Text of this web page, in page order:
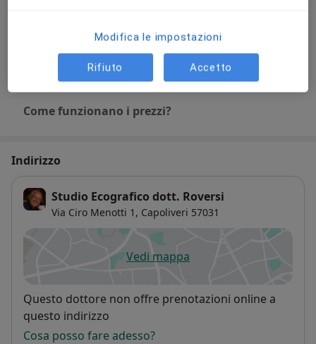
Dettagli
+ 10 prestazioni
Come funzionano i prezzi?
Indirizzo
Studio Ecografico dott. Roversi
Via Ciro Menotti 1, Capoliveri 57031
Vedi mappasi apre in una nuova scheda
Disponibilità
Questo dottore non offre prenotazioni online a
questo indirizzo
Cosa posso fare adesso?
Modifica le impostazioni
Rifiuto Accetto